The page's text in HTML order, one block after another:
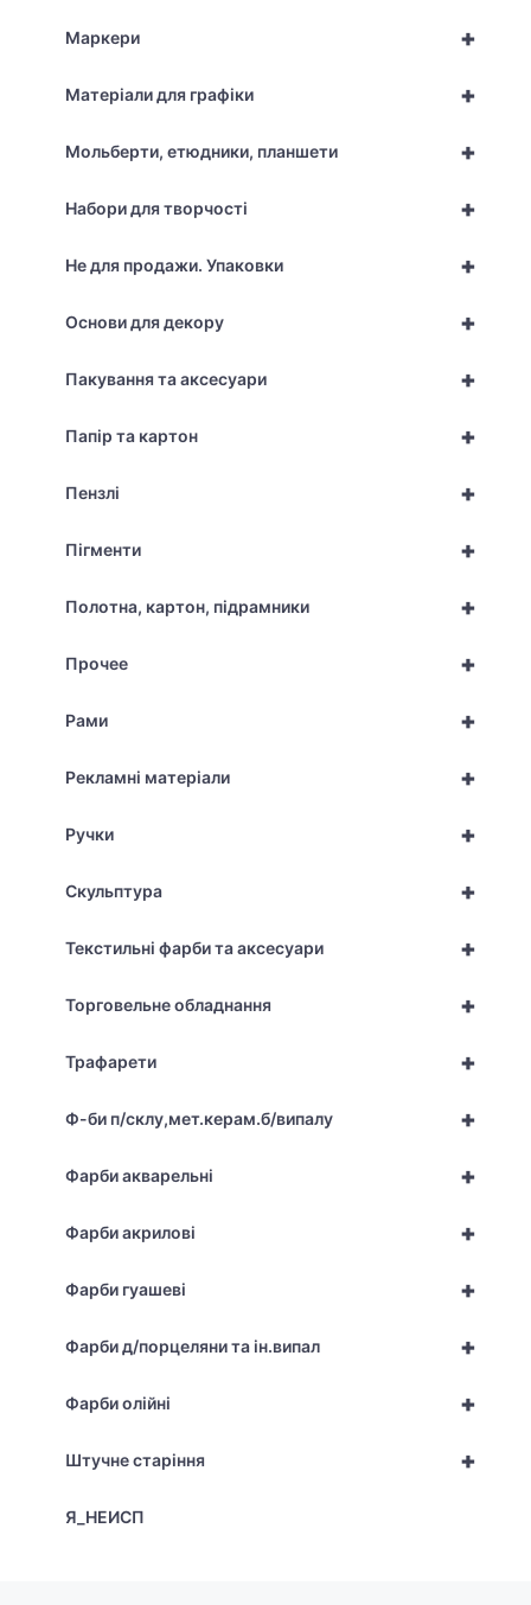
+
Маркери
+
Матеріали для графіки
+
Мольберти, етюдники, планшети
+
Набори для творчості
+
Не для продажи. Упаковки
+
Основи для декору
+
Пакування та аксесуари
+
Папір та картон
+
Пензлі
+
Пігменти
+
Полотна, картон, підрамники
+
Прочее
+
Рами
+
Рекламні матеріали
+
Ручки
+
Скульптура
+
Текстильні фарби та аксесуари
+
Торговельне обладнання
+
Трафарети
+
Ф-би п/склу,мет.керам.б/випалу
+
Фарби акварельні
+
Фарби акрилові
+
Фарби гуашеві
+
Фарби д/порцеляни та ін.випал
+
Фарби олійні
+
Штучне старіння
Я_НЕИСП